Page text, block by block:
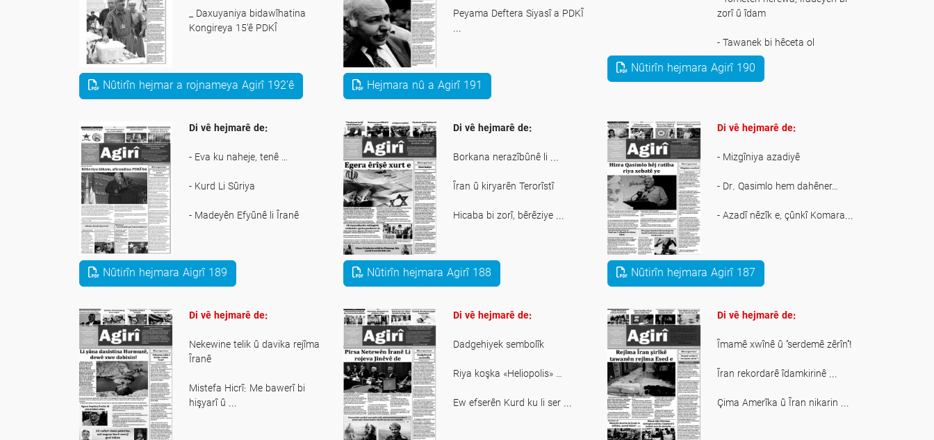
_ Daxuyaniya bidawîhatina
Kongireya 15’ê PDKÎ
_ Ehmedînijad vê carê nexwast
...
Nûtirîn hejmar a rojnameya Agirî 192’ê
Peyama Deftera Siyasî a PDKÎ
...
Astengên Sînema û
Sînemakaran
Hejmara nû a Agirî 191
zorî û îdam
- Tawanek bi hêceta ol
- Hunermend “Mihemed Riza
Nûtirîn hejmara Agirî 190
Di vê hejmarê de:
- Eva ku naheje, tenê …
- Kurd Li Sûriya
- Madeyên Efyûnê li Îranê
Nûtirîn hejmara Aigrî 189
Di vê hejmarê de:
Borkana nerazîbûnê li ...
Îran û kiryarên Terorîstî
Hicaba bi zorî, bêrêziye ...
Nûtirîn hejmara Agirî 188
Di vê hejmarê de:
- Mizgîniya azadiyê
- Dr. Qasimlo hem dahêner…
- Azadî nêzîk e, çûnkî Komara...
Nûtirîn hejmara Agirî 187
Di vê hejmarê de:
Nekewine telik û davika rejîma
Îranê
Mistefa Hicrî: Me bawerî bi
hişyarî û ...
Di vê hejmarê de:
Dadgehiyek sembolîk
Riya koşka «Heliopolis» …
Ew efserên Kurd ku li ser ...
Di vê hejmarê de:
Îmamê xwînê û ‘’serdemê zêrîn’’!
Îran rekordarê îdamkirinê ...
Çima Amerîka û Îran nikarin ...